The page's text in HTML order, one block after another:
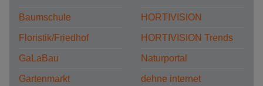
Baumschule
Floristik/Friedhof
GaLaBau
Gartenmarkt
HORTIVISION
HORTIVISION Trends
Naturportal
dehne internet